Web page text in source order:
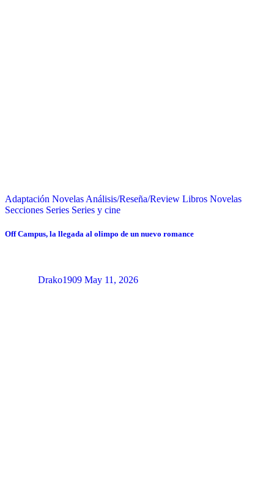
Adaptación Novelas Análisis/Reseña/Review Libros Novelas
Secciones Series Series y cine
Off Campus, la llegada al olimpo de un nuevo romance
Drako1909 May 11, 2026